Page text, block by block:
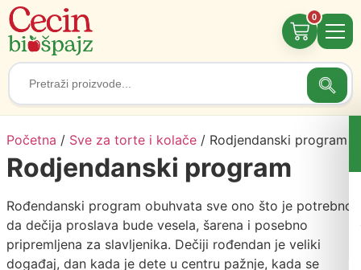
Search
for:
0
Početna / Sve za torte i kolače / Rodjendanski program
Rodjendanski program
Rođendanski program obuhvata sve ono što je potrebno
da dečija proslava bude vesela, šarena i posebno
pripremljena za slavljenika. Dečiji rođendan je veliki
događaj, dan kada je dete u centru pažnje, kada se